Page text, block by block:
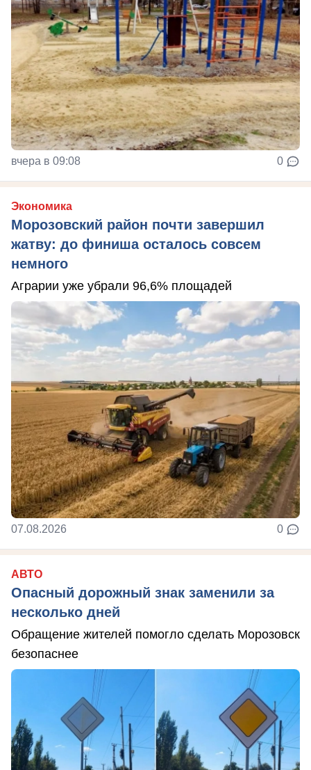
вчера в 09:08 0
Экономика
Морозовский район почти завершил
жатву: до финиша осталось совсем
немного
Аграрии уже убрали 96,6% площадей
07.08.2026 0
АВТО
Опасный дорожный знак заменили за
несколько дней
Обращение жителей помогло сделать Морозовск
безопаснее